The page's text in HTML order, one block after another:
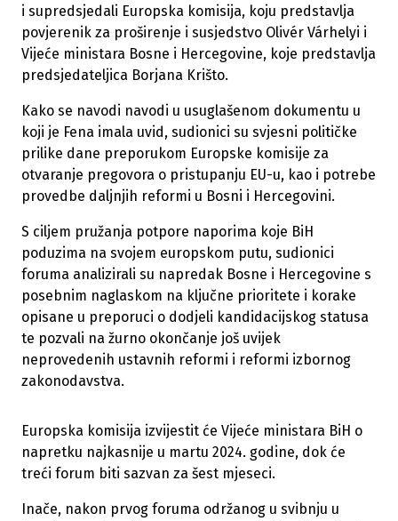
i supredsjedali Europska komisija, koju predstavlja
povjerenik za proširenje i susjedstvo Olivér Várhelyi i
Vijeće ministara Bosne i Hercegovine, koje predstavlja
predsjedateljica Borjana Krišto.
Kako se navodi navodi u usuglašenom dokumentu u
koji je Fena imala uvid, sudionici su svjesni političke
prilike dane preporukom Europske komisije za
otvaranje pregovora o pristupanju EU-u, kao i potrebe
provedbe daljnjih reformi u Bosni i Hercegovini.
S ciljem pružanja potpore naporima koje BiH
poduzima na svojem europskom putu, sudionici
foruma analizirali su napredak Bosne i Hercegovine s
posebnim naglaskom na ključne prioritete i korake
opisane u preporuci o dodjeli kandidacijskog statusa
te pozvali na žurno okončanje još uvijek
neprovedenih ustavnih reformi i reformi izbornog
zakonodavstva.
Europska komisija izvijestit će Vijeće ministara BiH o
napretku najkasnije u martu 2024. godine, dok će
treći forum biti sazvan za šest mjeseci.
Inače, nakon prvog foruma održanog u svibnju u